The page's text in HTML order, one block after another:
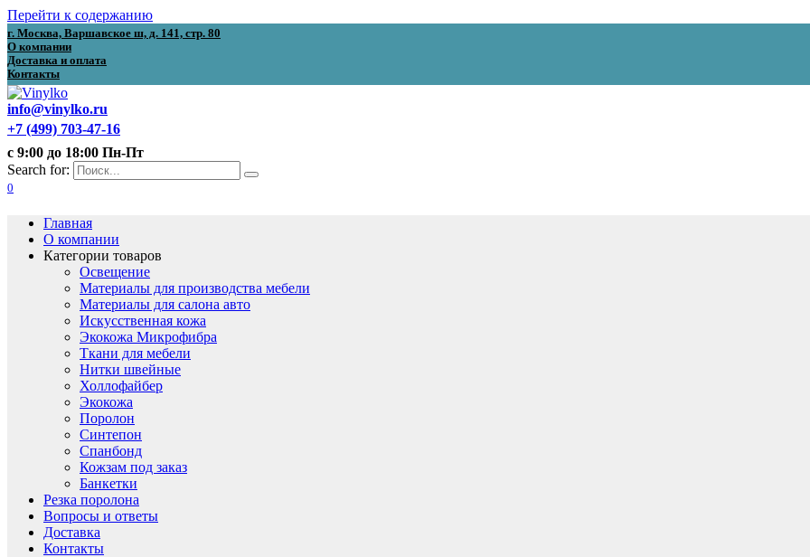
Перейти к содержанию
г. Москва, Варшавское ш, д. 141, стр. 80
О компании
Доставка и оплата
Контакты
info@vinylko.ru
+7 (499) 703-47-16
с 9:00 до 18:00 Пн-Пт
Search for:
0
Главная
О компании
Категории товаров
Освещение
Материалы для производства мебели
Материалы для салона авто
Искусственная кожа
Экокожа Микрофибра
Ткани для мебели
Нитки швейные
Холлофайбер
Экокожа
Поролон
Синтепон
Спанбонд
Кожзам под заказ
Банкетки
Резка поролона
Вопросы и ответы
Доставка
Контакты